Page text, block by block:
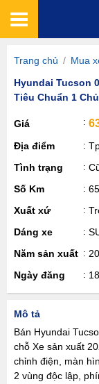
Trang chủ / Mua
Hyundai Tucson
Tiêu Chuẩn 1 Chủ
Giá
Địa điểm
Tình trạng
Số Km
Xuất xứ
Dáng xe
Năm sản xuất
Ngày đăng
Mô tả
Bán Hyundai
chỗ Xe sản xuất
chỉnh điện, màn
2 vùng độc lập,